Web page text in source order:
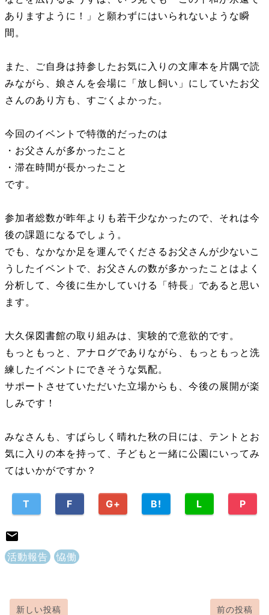
ありますように！」と願わずにはいられないような瞬
間。
また、ご自身は持参したお気に入りの文庫本を片隅で読
みながら、娘さんを会場に「放し飼い」にしていたお父
さんのあり方も、すごくよかった。
今回のイベントで特徴的だったのは
・お父さんが多かったこと
・滞在時間が長かったこと
です。
参加者総数が昨年よりも若干少なかったので、それは今
後の課題になるでしょう。
でも、なかなか足を運んでくださるお父さんが少ないこ
うしたイベントで、お父さんの数が多かったことはよく
分析して、今後に生かしていける「特長」であると思い
ます。
大久保図書館の取り組みは、実験的で意欲的です。
もっともっと、アナログでありながら、もっともっと洗
練したイベントにできそうな気配。
サポートさせていただいた立場からも、今後の展開が楽
しみです！
みなさんも、すばらしく晴れた秋の日には、テントとお
気に入りの本を持って、子どもと一緒に公園にいってみ
てはいかがですか？
T F G+ B! L P
活動報告 恊働
新しい投稿 前の投稿